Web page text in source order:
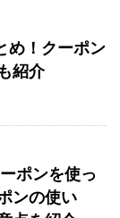
め！クーポン
紹介
ポンを使っ
ンの使い